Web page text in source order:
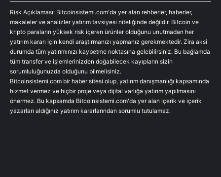
Risk Açıklaması: Bitcoinsistemi.com'da yer alan rehberler, haberler,
makaleler ve analizler yatırım tavsiyesi niteliğinde değildir. Bitcoin ve
kripto paraların yüksek risk içeren ürünler olduğunu unutmadan her
yatırım kararı için kendi araştırmanızı yapmanız gerekmektedir. Zira aksi
durumda tüm yatırımınızı kaybetme noktasına gelebilirsiniz. Bu bağlamda
tüm transfer ve işlemlerinizden doğabilecek kayıpların sizin
sorumluluğunuzda olduğunu bilmelisiniz.
Bitcoinsistemi.com bir haber sitesi olup, yatırım danışmanlığı kapsamında
hizmet vermez ve hiçbir proje veya dijital varlığa yatırım yapılmasını
önermez. Bu kapsamda Bitcoinsistemi.com'da yer alan içerik ve içerik
yazarları aldığınız yatırım kararlarından sorumlu tutulamaz.